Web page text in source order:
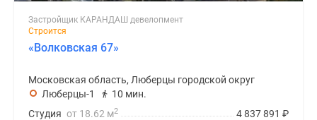
Застройщик КАРАНДАШ девелопмент
Строится
«Волковская 67»
Московская область, Люберцы городской округ
Люберцы-1
10 мин.
4 837 891 ₽
Студия от 18.62 м2